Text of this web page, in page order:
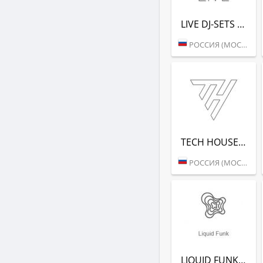
LIVE DJ-SETS (РАДИО РЕКОРД)
РОССИЯ (МОСКВА)
TECH HOUSE (РАДИО РЕКОРД)
РОССИЯ (МОСКВА)
LIQUID FUNK (РАДИО РЕКОРД)